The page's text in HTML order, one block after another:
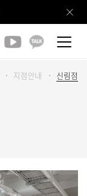
지점안내 신림점